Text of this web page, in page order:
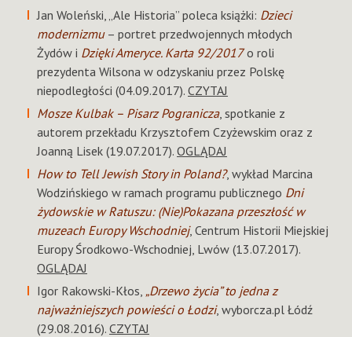
Jan Woleński, „Ale Historia” poleca książki: Dzieci
modernizmu– portret przedwojennych młodych
Żydów i Dzięki Ameryce. Karta 92/2017o roli
prezydenta Wilsona w odzyskaniu przez Polskę
niepodległości (04.09.2017). CZYTAJ
Mosze Kulbak – Pisarz Pogranicza, spotkanie z
autorem przekładu Krzysztofem Czyżewskim oraz z
Joanną Lisek (19.07.2017). OGLĄDAJ
How to Tell Jewish Story in Poland?, wykład Marcina
Wodzińskiego w ramach programu publicznego Dni
żydowskie w Ratuszu: (Nie)Pokazana przeszłość w
muzeach Europy Wschodniej, Centrum Historii Miejskiej
Europy Środkowo-Wschodniej, Lwów (13.07.2017).
OGLĄDAJ
Igor Rakowski-Kłos, „Drzewo życia” to jedna z
najważniejszych powieści o Łodzi, wyborcza.pl Łódź
(29.08.2016). CZYTAJ